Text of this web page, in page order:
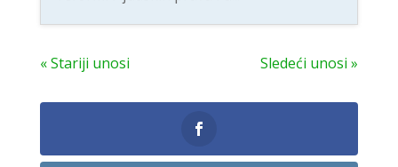
« Stariji unosi Sledeći unosi »